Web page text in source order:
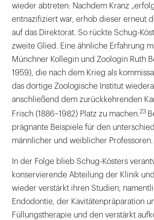
wieder abtreten: Nachdem Kranz
entnazifiziert war, erhob dieser erneut
auf das Direktorat. So rückte Schug-
zweite Glied. Eine ähnliche Erfahrung
Münchner Kollegin und Zoologin Ruth
1959), die nach dem Krieg als
das dortige Zoologische Institut
anschließend dem zurückkehrenden
Frisch (1886–1982) Platz zu machen.23
prägnante Beispiele für den
männlicher und weiblicher Professoren.
In der Folge blieb Schug-Kösters
konservierende Abteilung der Klinik
wieder verstärkt ihren Studien,
Endodontie, der Kavitätenpräparation
Füllungstherapie und den verstärkt